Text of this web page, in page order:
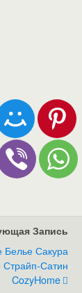
Запись
Белье Сакура
Страйп-Сатин
CozyHome